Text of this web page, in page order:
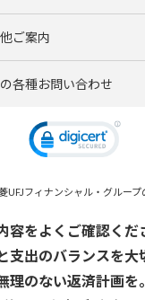
ご案内
各種お問い合わせ
UFJフィナンシャル・グループ
容をよくご確認くだ
支出のバランスを大
理のない返済計画を。